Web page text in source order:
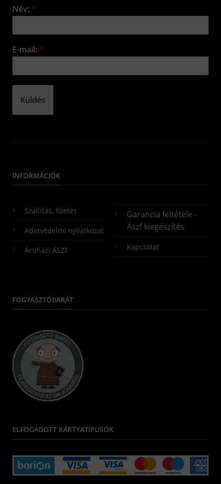
Név: *
E-mail: *
Küldés
INFORMÁCIÓK
Szállítás, fizetés
Adatvédelmi nyilatkozat
Áruházi ÁSZF
Garancia feltétele -
Ászf kiegészítés
Kapcsolat
FOGYASZTÓBARÁT
ELFOGADOTT KÁRTYATÍPUSOK